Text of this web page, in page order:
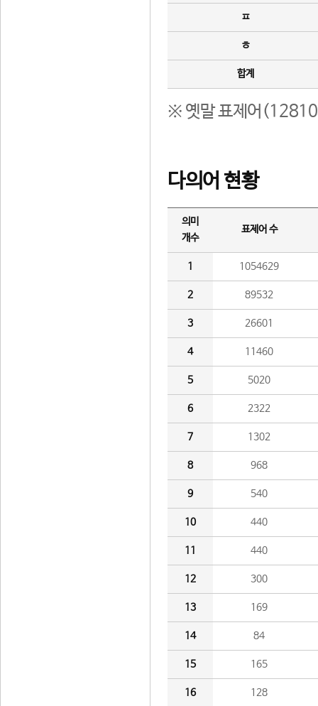
ㅍ
ㅎ
합계
※ 옛말 표제어(12810
다의어 현황
의미
개수
표제어 수
1 1054629
2 89532
3 26601
4 11460
5 5020
6 2322
7 1302
8 968
9 540
10 440
11 440
12 300
13 169
14 84
15 165
16 128